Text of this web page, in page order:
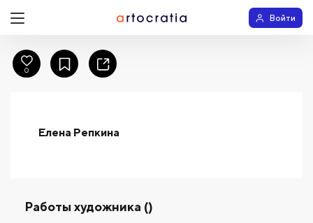
Войти
Елена Репкина
Работы художника ()
0